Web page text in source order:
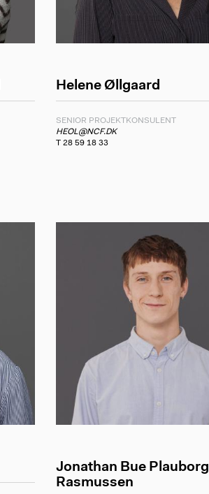
Helene Øllgaard
SENIOR PROJEKTKONSULENT
HEOL@NCF.DK
T 28 59 18 33
Jonathan Bue Plauborg
Rasmussen